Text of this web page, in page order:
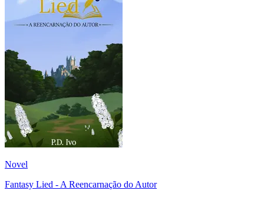
Novel
Fantasy Lied - A Reencarnação do Autor